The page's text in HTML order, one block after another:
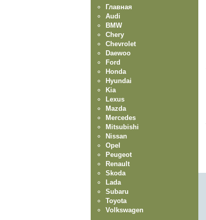
Главная
Audi
BMW
Chery
Chevrolet
Daewoo
Ford
Honda
Hyundai
Kia
Lexus
Mazda
Mercedes
Mitsubishi
Nissan
Opel
Peugeot
Renault
Skoda
Lada
Subaru
Toyota
Volkswagen